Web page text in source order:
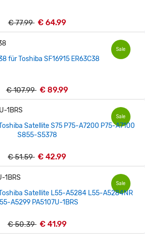
€ 77.99 € 64.99
Sale
für Toshiba SF16915 ER63C38
€ 107.99 € 89.99
Sale
Satellite S75 P75-A7200 P75-A7100
S855-S5378
€ 51.59 € 42.99
Sale
Satellite L55-A5284 L55-A5284NR
A5299 PA5107U-1BRS
€ 50.39 € 41.99